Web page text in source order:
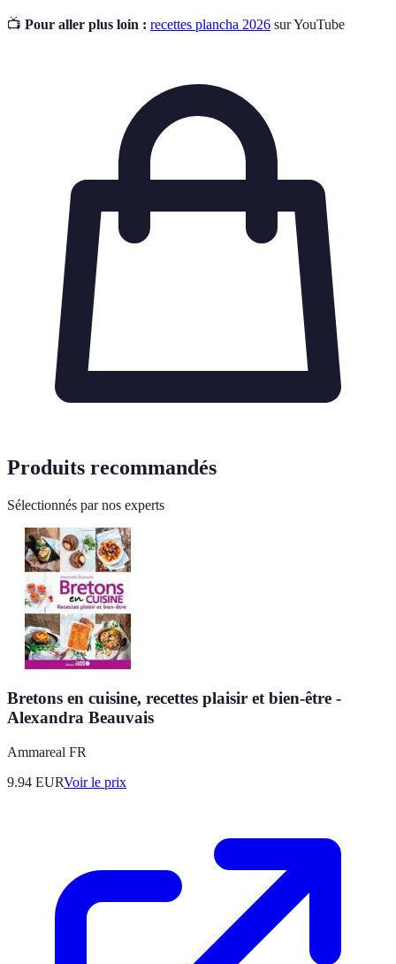
📺 Pour aller plus loin : recettes plancha 2026 sur YouTube
Produits recommandés
Sélectionnés par nos experts
Bretons en cuisine, recettes plaisir et bien-être -
Alexandra Beauvais
Ammareal FR
9.94 EURVoir le prix